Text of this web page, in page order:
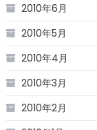
2010年6月
2010年5月
2010年4月
2010年3月
2010年2月